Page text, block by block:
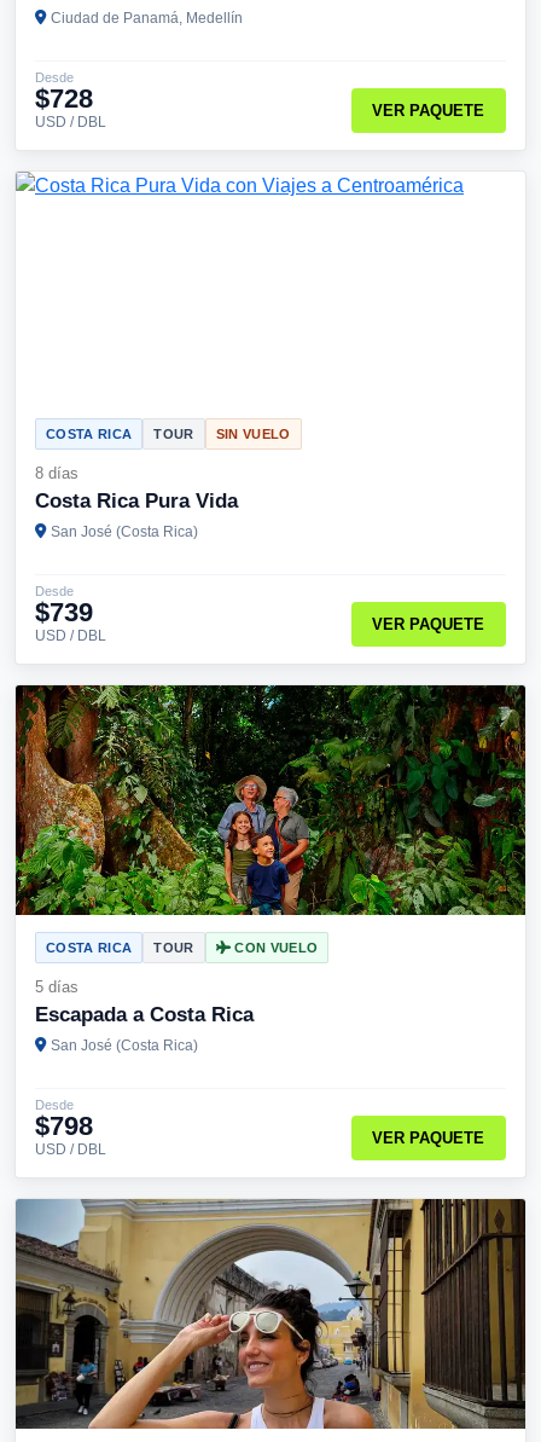
Ciudad de Panamá, Medellín
Desde
$728
USD / DBL
VER PAQUETE
COSTA RICA TOUR SIN VUELO
8 días
Costa Rica Pura Vida
San José (Costa Rica)
Desde
$739
USD / DBL
VER PAQUETE
COSTA RICA TOUR CON VUELO
5 días
Escapada a Costa Rica
San José (Costa Rica)
Desde
$798
USD / DBL
VER PAQUETE